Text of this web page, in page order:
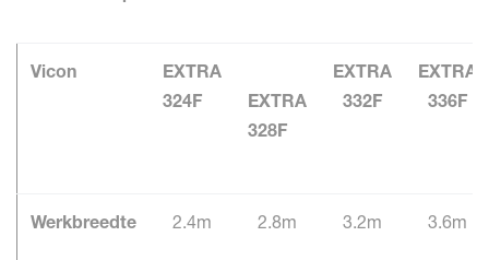
Vicon
EXTRA
324F
EXTRA
328F
EXTRA
332F
EXTRA
336F
Werkbreedte 2.4m 2.8m 3.2m 3.6m